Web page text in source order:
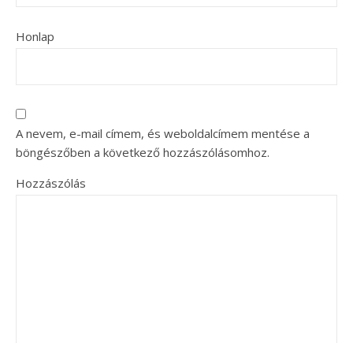
Honlap
A nevem, e-mail címem, és weboldalcímem mentése a
böngészőben a következő hozzászólásomhoz.
Hozzászólás